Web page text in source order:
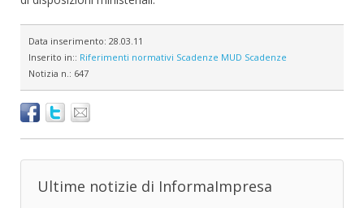
Data inserimento: 28.03.11
Inserito in:: Riferimenti normativi Scadenze MUD Scadenze
Notizia n.: 647
Ultime notizie di InformaImpresa